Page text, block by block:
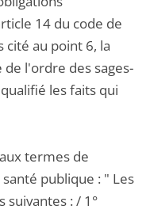
14 du code de
cité au point 6, la
l'ordre des sages-
les faits qui
termes de
publique : " Les
suivantes : / 1°